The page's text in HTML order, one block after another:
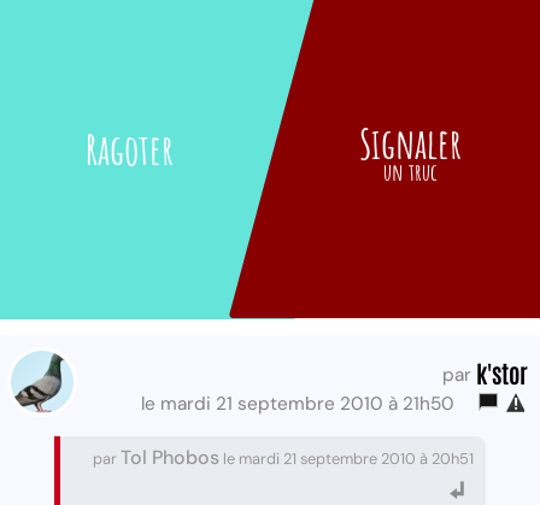
Ragoter Signaler
un truc
par k'stor
le mardi 21 septembre 2010 à 21h50
parTol Phobos le mardi 21 septembre 2010 à 20h51